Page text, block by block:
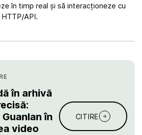
în timp real și să interacționeze cu
API.
în arhivă
în
video
CITIRE